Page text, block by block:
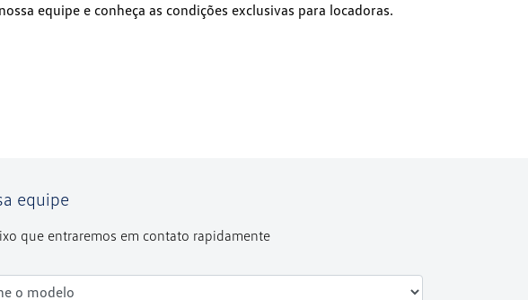
equipe e conheça as condições exclusivas para locadoras.
equipe
que entraremos em contato rapidamente